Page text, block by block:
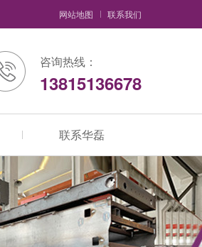
联系我们
网站地图
咨询热线：
13815136678
联系华磊